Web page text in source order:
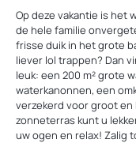
Op deze vakantie is het
de hele familie
frisse duik in het grote
liever lol trappen? Dan
leuk: een 200 m² grote
waterkanonnen, een
verzekerd voor groot en
zonneterras kunt u
uw ogen en relax! Zalig